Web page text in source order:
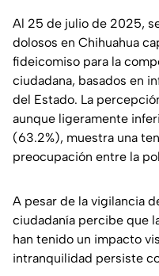
Al 25 de julio de 2025,
dolosos en Chihuahua
fideicomiso para la
ciudadana, basados en
del Estado. La
aunque ligeramente
(63.2%), muestra una
preocupación entre la
A pesar de la vigilancia
ciudadanía percibe que
han tenido un impacto
intranquilidad persiste